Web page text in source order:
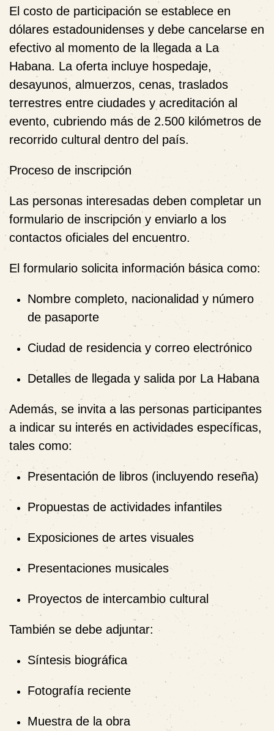
El costo de participación se establece en
dólares estadounidenses y debe cancelarse en
efectivo al momento de la llegada a La
Habana. La oferta incluye hospedaje,
desayunos, almuerzos, cenas, traslados
terrestres entre ciudades y acreditación al
evento, cubriendo más de 2.500 kilómetros de
recorrido cultural dentro del país.
Proceso de inscripción
Las personas interesadas deben completar un
formulario de inscripción y enviarlo a los
contactos oficiales del encuentro.
El formulario solicita información básica como:
Nombre completo, nacionalidad y número
de pasaporte
Ciudad de residencia y correo electrónico
Detalles de llegada y salida por La Habana
Además, se invita a las personas participantes
a indicar su interés en actividades específicas,
tales como:
Presentación de libros (incluyendo reseña)
Propuestas de actividades infantiles
Exposiciones de artes visuales
Presentaciones musicales
Proyectos de intercambio cultural
También se debe adjuntar:
Síntesis biográfica
Fotografía reciente
Muestra de la obra